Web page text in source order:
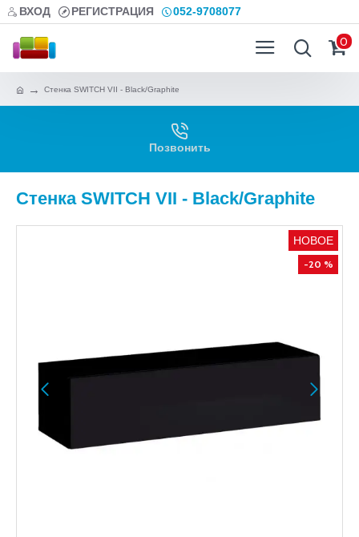
ВХОД РЕГИСТРАЦИЯ 052-9708077
0
Стенка SWITCH VII - Black/Graphite
Позвонить
Стенка SWITCH VII - Black/Graphite
НОВОЕ
-20 %